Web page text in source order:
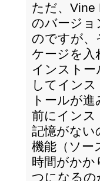
ただ、Vine
のバージョ
のですが、
ケージを入
インスト
してイン
トールが
前にインス
記憶がない
機能（ソー
時間がかか
つになるの